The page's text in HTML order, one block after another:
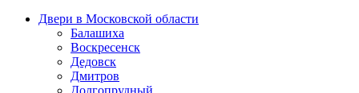
Двери в Московской области
Балашиха
Воскресенск
Дедовск
Дмитров
Долгопрудный